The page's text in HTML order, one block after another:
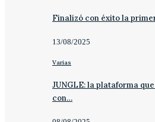
Finalizó con éxito la
13/08/2025
Varias
JUNGLE: la plataforma
con…